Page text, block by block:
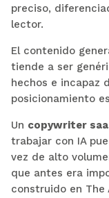
preciso,
lector.
El contenido
tiende a ser
hechos e incapaz
posicionamiento
Un copywriter
trabajar con IA
vez de alto
que antes era
construido en The